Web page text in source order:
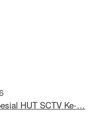
HUT SCTV Ke-…